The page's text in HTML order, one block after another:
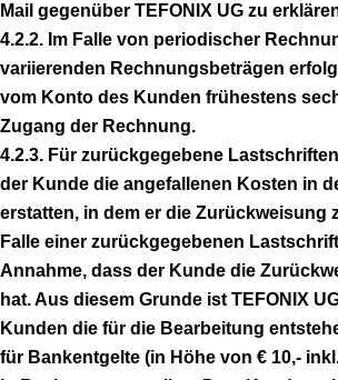
Mail gegenüber TEFONIX UG zu
4.2.2. Im Falle von periodischer
variierenden Rechnungsbeträgen
vom Konto des Kunden frühestens
Zugang der Rechnung.
4.2.3. Für zurückgegebene
der Kunde die angefallenen Kosten in
erstatten, in dem er die Zurückweisung
Falle einer zurückgegebenen
Annahme, dass der Kunde die
hat. Aus diesem Grunde ist TEFONIX
Kunden die für die Bearbeitung
für Bankentgelte (in Höhe von € 10,-